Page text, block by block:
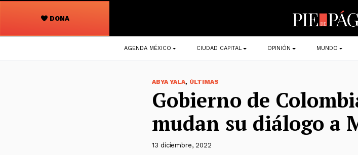
DONA
Navegación
principal
AGENDA MÉXICO CIUDAD CAPITAL OPINIÓN MUNDO
ABYA YALA, ÚLTIMAS
Gobierno de
mudan su diálogo a
13 diciembre, 2022